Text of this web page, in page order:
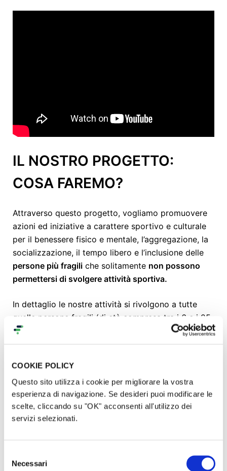
COOKIE POLICY
Questo sito utilizza i cookie per migliorare la vostra
esperienza di navigazione. Se desideri puoi modificare le
scelte, cliccando su "OK" acconsenti all'utilizzo dei
servizi selezionati.
delNecessari
IL NOSTRO PROGETTO:
COSA FAREMO?
Attraverso questo progetto, vogliamo promuovere
azioni ed iniziative a carattere sportivo e culturale
per il benessere fisico e mentale, l’aggregazione, la
socializzazione, il tempo libero e l’inclusione delle
persone più fragili che solitamente non possono
permettersi di svolgere attività sportiva.
In dettaglio le nostre attività si rivolgono a tutte
quelle persone fragili (di età compresa tra i 6 e i 25
anni) che per diversi motivi non hanno la possibilità
rifugiati, persone con disabilità, senza
alcuna distinzione di etnia, sesso, orientamento
sessuale, condizioni fisiche/psichiche.
In particolare, attraverso questa raccolta fondi
Allenamento funzionale al parco, Arti Marziali